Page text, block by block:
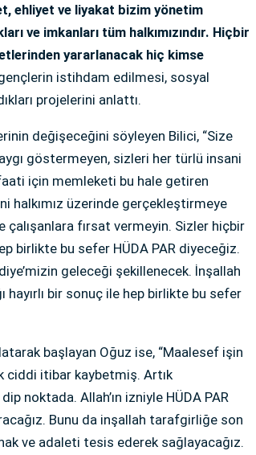
ehliyet ve liyakat bizim yönetim
ve imkanları tüm halkımızındır. Hiçbir
yararlanacak hiç kimse
istihdam edilmesi, sosyal
projelerini anlattı.
değişeceğini söyleyen Bilici, “Size
göstermeyen, sizleri her türlü insani
için memleketi bu hale getiren
halkımız üzerinde gerçekleştirmeye
fırsat vermeyin. Sizler hiçbir
birlikte bu sefer HÜDA PAR diyeceğiz.
geleceği şekillenecek. İnşallah
bir sonuç ile hep birlikte bu sefer
başlayan Oğuz ise, “Maalesef işin
ciddi itibar kaybetmiş. Artık
noktada. Allah’ın izniyle HÜDA PAR
Bunu da inşallah tarafgirliğe son
ve adaleti tesis ederek sağlayacağız.